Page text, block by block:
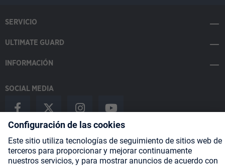
SERVICIO
ULTIMATE GUARD
INFORMACIÓN
SOCIAL MEDIA
Payment Methods